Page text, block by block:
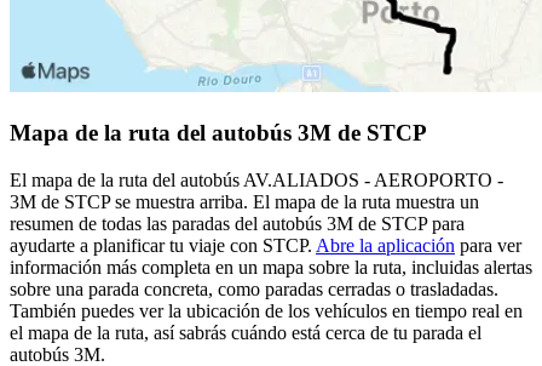
Mapa de la ruta del autobús 3M de STCP
El mapa de la ruta del autobús AV.ALIADOS - AEROPORTO -
3M de STCP se muestra arriba. El mapa de la ruta muestra un
resumen de todas las paradas del autobús 3M de STCP para
ayudarte a planificar tu viaje con STCP. Abre la aplicación para ver
información más completa en un mapa sobre la ruta, incluidas alertas
sobre una parada concreta, como paradas cerradas o trasladadas.
También puedes ver la ubicación de los vehículos en tiempo real en
el mapa de la ruta, así sabrás cuándo está cerca de tu parada el
autobús 3M.